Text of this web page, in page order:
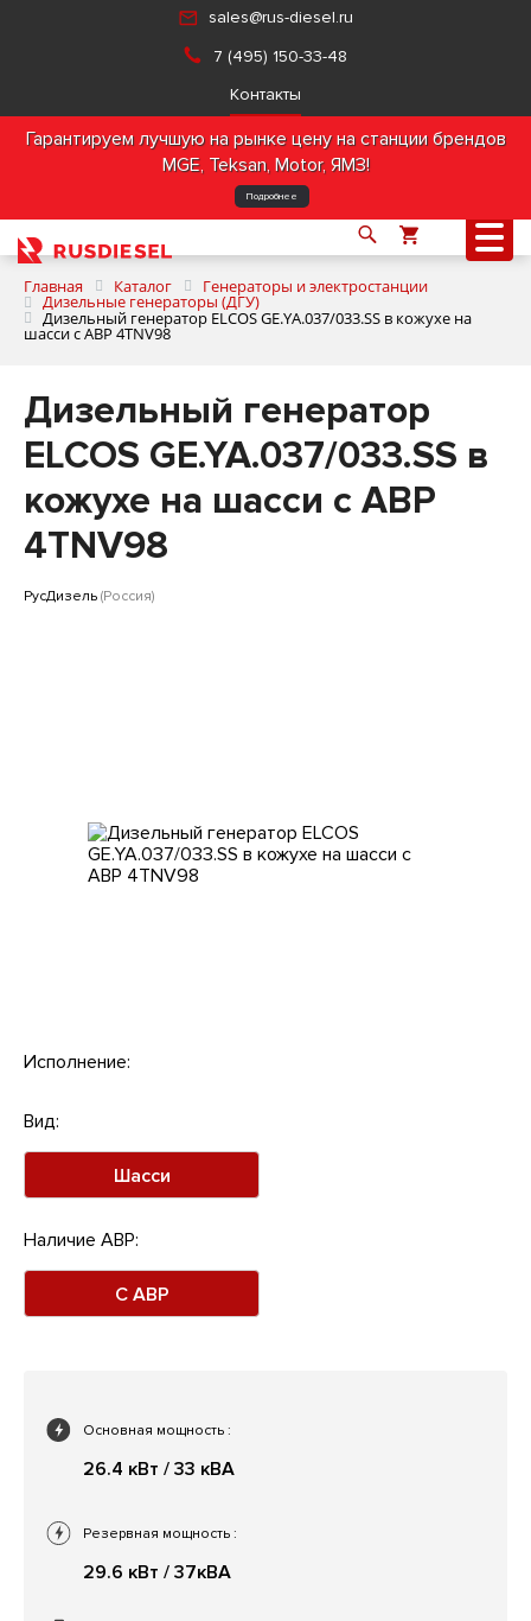
sales@rus-diesel.ru
7 (495) 150-33-48
Контакты
Гарантируем лучшую на рынке цену на станции брендов
MGE, Teksan, Motor, ЯМЗ!
Подробнее
Продукция
Клиентам
Главная Каталог Генераторы и электростанции
Дизельные генераторы (ДГУ)
Дизельный генератор ELCOS GE.YA.037/033.SS в кожухе на
шасси с АВР 4TNV98
Дизельный генератор
ELCOS GE.YA.037/033.SS в
кожухе на шасси с АВР
4TNV98
РусДизель (Россия)
Исполнение:
Вид:
Шасси
Наличие АВР:
С АВР
Основная мощность :
26.4 кВт / 33 кВА
Резервная мощность :
29.6 кВт / 37кВА